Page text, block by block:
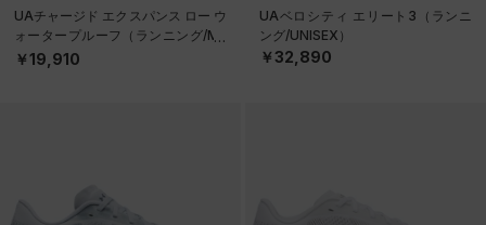
UAチャージド エクスパンス ロー ウ
ォータープルーフ（ランニング/ME
N）
￥19,910
UAベロシティ エリート3（ランニ
ング/UNISEX）
￥32,890